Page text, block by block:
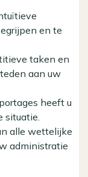
en te
taken en
aan uw
heeft u
situatie.
alle wettelijke
administratie